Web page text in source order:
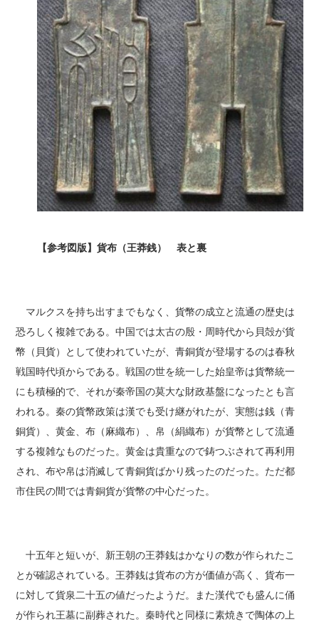
【参考図版】貨布（王莽銭） 表と裏
マルクスを持ち出すまでもなく、貨幣の成立と流通の歴史は
恐ろしく複雑である。中国では太古の殷・周時代から貝殻が貨
幣（貝貨）として使われていたが、青銅貨が登場するのは春秋
戦国時代頃からである。戦国の世を統一した始皇帝は貨幣統一
にも積極的で、それが秦帝国の莫大な財政基盤になったとも言
われる。秦の貨幣政策は漢でも受け継がれたが、実態は銭（青
銅貨）、黄金、布（麻織布）、帛（絹織布）が貨幣として流通
する複雑なものだった。黄金は貴重なので鋳つぶされて再利用
され、布や帛は消滅して青銅貨ばかり残ったのだった。ただ都
市住民の間では青銅貨が貨幣の中心だった。
十五年と短いが、新王朝の王莽銭はかなりの数が作られたこ
とが確認されている。王莽銭は貨布の方が価値が高く、貨布一
に対して貨泉二十五の値だったようだ。また漢代でも盛んに俑
が作られ王墓に副葬された。秦時代と同様に素焼きで陶体の上